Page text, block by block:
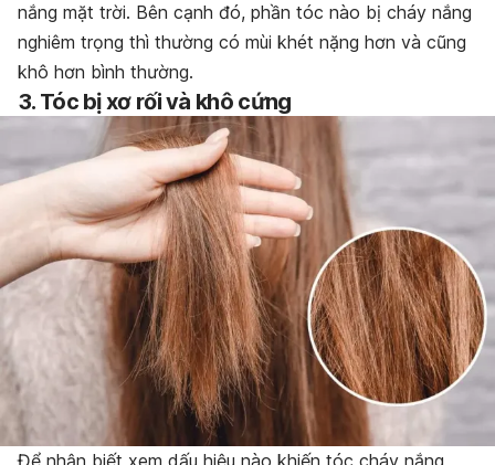
nắng mặt trời. Bên cạnh đó, phần tóc nào bị cháy nắng
nghiêm trọng thì thường có mùi khét nặng hơn và cũng
khô hơn bình thường.
3. Tóc bị xơ rối và khô cứng